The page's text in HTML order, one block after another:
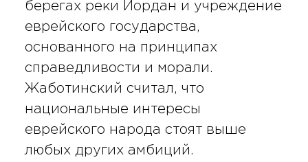
берегах реки Иордан и учреждение
еврейского государства,
основанного на принципах
справедливости и морали.
Жаботинский считал, что
национальные интересы
еврейского народа стоят выше
любых других амбиций.